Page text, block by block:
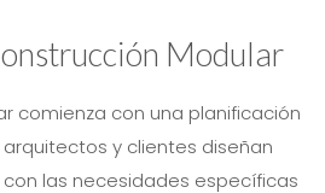
Modular
comienza con una planificación
y clientes diseñan
las necesidades específicas